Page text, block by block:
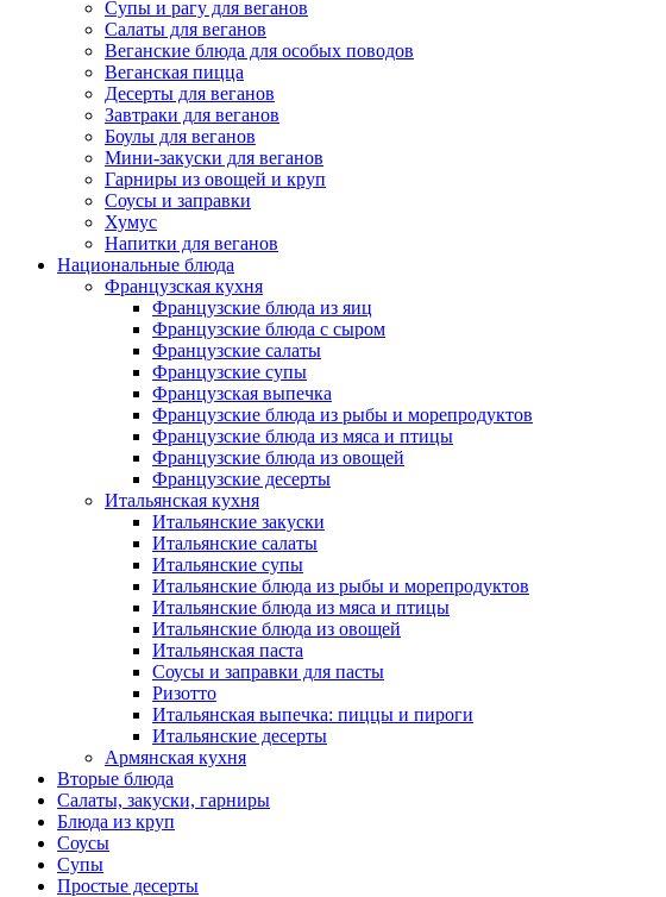
Супы и рагу для веганов
Салаты для веганов
Веганские блюда для особых поводов
Веганская пицца
Десерты для веганов
Завтраки для веганов
Боулы для веганов
Мини-закуски для веганов
Гарниры из овощей и круп
Соусы и заправки
Хумус
Напитки для веганов
Национальные блюда
Французская кухня
Французские блюда из яиц
Французские блюда с сыром
Французские салаты
Французские супы
Французская выпечка
Французские блюда из рыбы и морепродуктов
Французские блюда из мяса и птицы
Французские блюда из овощей
Французские десерты
Итальянская кухня
Итальянские закуски
Итальянские салаты
Итальянские супы
Итальянские блюда из рыбы и морепродуктов
Итальянские блюда из мяса и птицы
Итальянские блюда из овощей
Итальянская паста
Соусы и заправки для пасты
Ризотто
Итальянская выпечка: пиццы и пироги
Итальянские десерты
Армянская кухня
Вторые блюда
Салаты, закуски, гарниры
Блюда из круп
Соусы
Супы
Простые десерты